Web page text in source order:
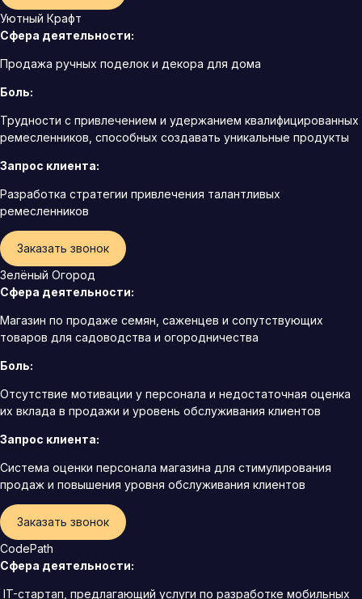
Уютный Крафт
Сфера деятельности:
Продажа ручных поделок и декора для дома
Боль:
Трудности с привлечением и удержанием квалифицированных
ремесленников, способных создавать уникальные продукты
Запрос клиента:
Разработка стратегии привлечения талантливых
ремесленников
Заказать звонок
Зелёный Огород
Сфера деятельности:
Магазин по продаже семян, саженцев и сопутствующих
товаров для садоводства и огородничества
Боль:
Отсутствие мотивации у персонала и недостаточная оценка
их вклада в продажи и уровень обслуживания клиентов
Запрос клиента:
Система оценки персонала магазина для стимулирования
продаж и повышения уровня обслуживания клиентов
Заказать звонок
CodePath
Сфера деятельности:
IT-стартап, предлагающий услуги по разработке мобильных